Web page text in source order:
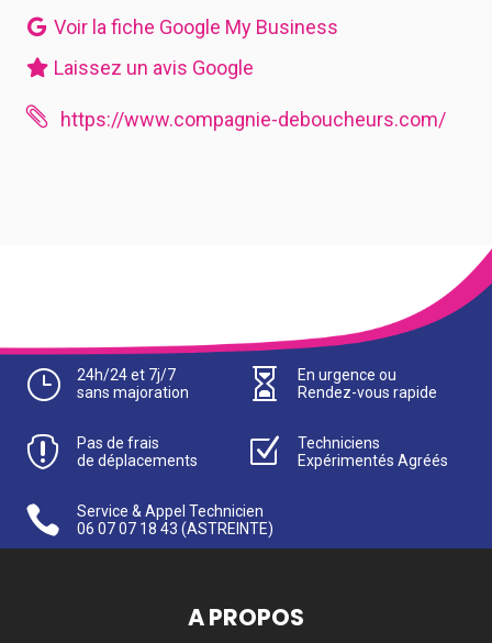
Voir la fiche Google My Business
Laissez un avis Google
 https://www.compagnie-deboucheurs.com/
}
24h/24 et 7j/7
sans majoration

En urgence ou
Rendez-vous rapide

Pas de frais
de déplacements
Z
Techniciens
Expérimentés Agréés

Service & Appel Technicien
06 07 07 18 43 (ASTREINTE)
A PROPOS